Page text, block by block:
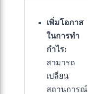
เพิ่มโอกาส
ในการทำ
กำไร:
สามารถ
เปลี่ยน
สถานการณ์